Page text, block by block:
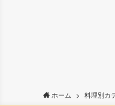
ホーム 料理別カ